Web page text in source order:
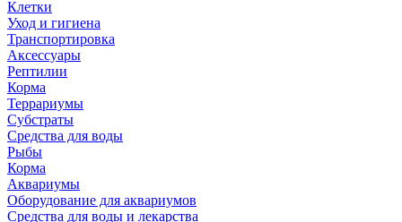
Клетки
Уход и гигиена
Транспортировка
Аксессуары
Рептилии
Корма
Террариумы
Субстраты
Средства для воды
Рыбы
Корма
Аквариумы
Оборудование для аквариумов
Средства для воды и лекарства